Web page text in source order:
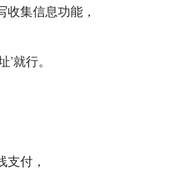
集信息功能，
就行。
支付，